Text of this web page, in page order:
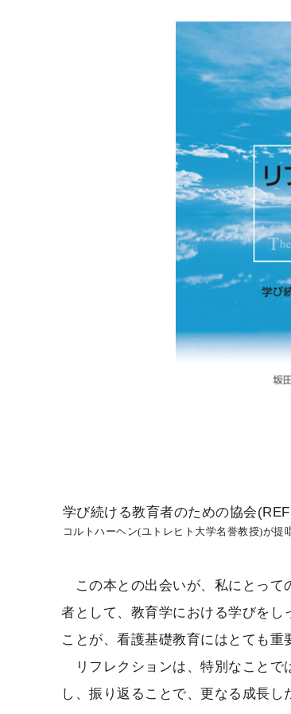
学び続ける教育者のための協会
コルトハーヘン(ユトレヒト大学名誉教授)が提
この本との出会いが、私にとって
者として、教育学における学びをし
ことが、看護基礎教育にはとても重
リフレクションは、特別なことで
し、振り返ることで、更なる成長